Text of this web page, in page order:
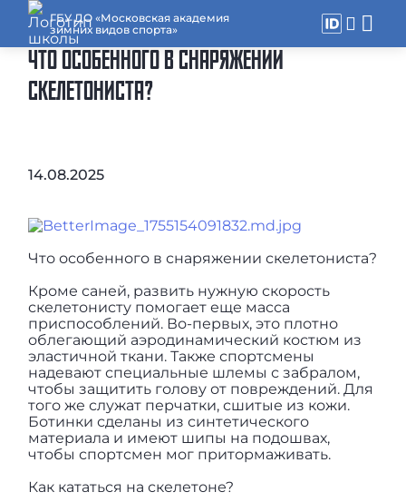
ГБУ ДО «Московская академия
зимних видов спорта»
ЧТО ОСОБЕННОГО В СНАРЯЖЕНИИ
СКЕЛЕТОНИСТА?
14.08.2025
Что особенного в снаряжении скелетониста?
Кроме саней, развить нужную скорость
скелетонисту помогает еще масса
приспособлений. Во-первых, это плотно
облегающий аэродинамический костюм из
эластичной ткани. Также спортсмены
надевают специальные шлемы с забралом,
чтобы защитить голову от повреждений. Для
того же служат перчатки, сшитые из кожи.
Ботинки сделаны из синтетического
материала и имеют шипы на подошвах,
чтобы спортсмен мог притормаживать.
Как кататься на скелетоне?